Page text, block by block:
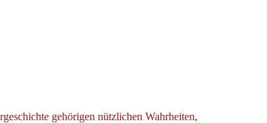
gehörigen nützlichen Wahrheiten,